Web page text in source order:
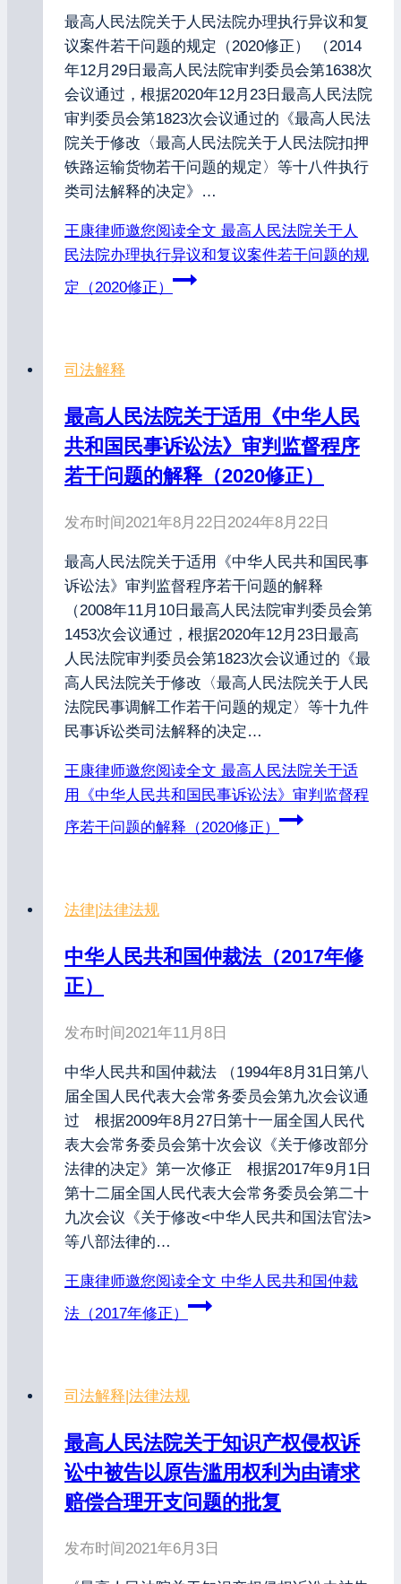
最高人民法院关于人民法院办理执行异议和复
议案件若干问题的规定（2020修正） （2014
年12月29日最高人民法院审判委员会第1638次
会议通过，根据2020年12月23日最高人民法院
审判委员会第1823次会议通过的《最高人民法
院关于修改〈最高人民法院关于人民法院扣押
铁路运输货物若干问题的规定〉等十八件执行
类司法解释的决定》…
王康律师邀您阅读全文 最高人民法院关于人
民法院办理执行异议和复议案件若干问题的规
定（2020修正）
司法解释
最高人民法院关于适用《中华人民
共和国民事诉讼法》审判监督程序
若干问题的解释（2020修正）
发布时间2021年8月22日 2024年8月22日
最高人民法院关于适用《中华人民共和国民事
诉讼法》审判监督程序若干问题的解释
（2008年11月10日最高人民法院审判委员会第
1453次会议通过，根据2020年12月23日最高
人民法院审判委员会第1823次会议通过的《最
高人民法院关于修改〈最高人民法院关于人民
法院民事调解工作若干问题的规定〉等十九件
民事诉讼类司法解释的决定…
王康律师邀您阅读全文 最高人民法院关于适
用《中华人民共和国民事诉讼法》审判监督程
序若干问题的解释（2020修正）
法律|法律法规
中华人民共和国仲裁法（2017年修
正）
发布时间2021年11月8日
中华人民共和国仲裁法 （1994年8月31日第八
届全国人民代表大会常务委员会第九次会议通
过 根据2009年8月27日第十一届全国人民代
表大会常务委员会第十次会议《关于修改部分
法律的决定》第一次修正 根据2017年9月1日
第十二届全国人民代表大会常务委员会第二十
九次会议《关于修改<中华人民共和国法官法>
等八部法律的…
王康律师邀您阅读全文 中华人民共和国仲裁
法（2017年修正）
司法解释|法律法规
最高人民法院关于知识产权侵权诉
讼中被告以原告滥用权利为由请求
赔偿合理开支问题的批复
发布时间2021年6月3日